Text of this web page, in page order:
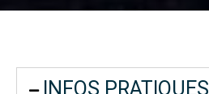
INFOS PRATIQUES